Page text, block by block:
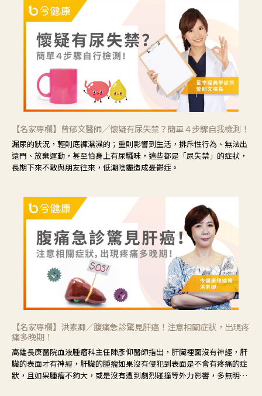
【名家專欄】曾郁文醫師／懷疑有尿失禁？簡單４步驟自我檢測！
漏尿的狀況，輕則底褲濕濕的；重則影響到生活，排斥性行為、無法出
遠門、放棄運動，甚至怕身上有尿騷味，這些都是「尿失禁」的症狀，
長期下來不敢與朋友往來，低潮陰霾造成憂鬱症。
【名家專欄】洪素卿／腹痛急診驚見肝癌！注意相關症狀，出現疼
痛多晚期！
高雄長庚醫院血液腫瘤科主任陳彥仰醫師指出，肝臟裡面沒有神經，肝
臟的表面才有神經，肝臟的腫瘤如果沒有侵犯到表面是不會有疼痛的症
狀，且如果腫瘤不夠大，或是沒有遭到劇烈碰撞等外力影響，多無明顯